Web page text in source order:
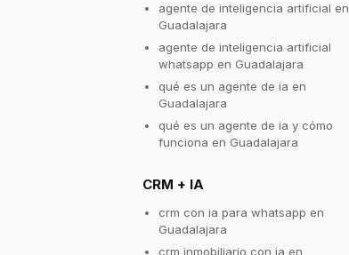
agente de inteligencia artificial en
Guadalajara
agente de inteligencia artificial
whatsapp en Guadalajara
qué es un agente de ia en
Guadalajara
qué es un agente de ia y cómo
funciona en Guadalajara
CRM + IA
crm con ia para whatsapp en
Guadalajara
crm inmobiliario con ia en